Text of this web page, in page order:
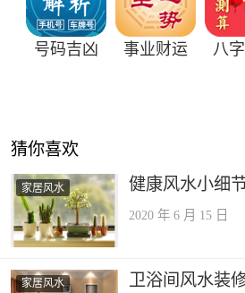
号码吉凶 事业财运 八
猜你喜欢
家居风水 健康风水小细
2020 年 6 月 15 日
家居风水 卫浴间风水装